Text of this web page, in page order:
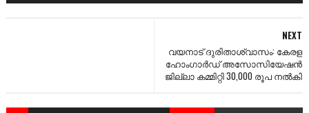
NEXT
വയനാട്‌ ദുരിതാശ്വാസം: കേരള
ഹോംഗാര്‍ഡ്‌ അസോസിയേഷന്‍
ജില്ലാ കമ്മിറ്റി 30,000 രൂപ നല്‍കി